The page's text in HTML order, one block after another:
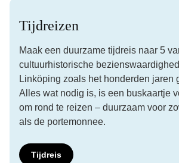
Tijdreizen
Maak een duurzame tijdreis naar 5
cultuurhistorische
Linköping zoals het honderden jaren
Alles wat nodig is, is een buskaartje
om rond te reizen – duurzaam voor
als de portemonnee.
Tijdreis